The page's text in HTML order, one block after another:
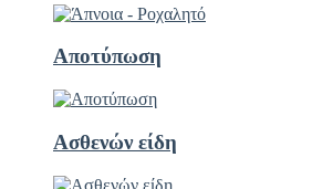
Αποτύπωση
Ασθενών είδη